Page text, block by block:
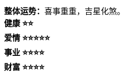
整体运势： 喜事重重，吉星化煞。
健康 ⭐⭐
爱情 ⭐⭐⭐⭐⭐
事业 ⭐⭐⭐⭐
财富 ⭐⭐⭐⭐